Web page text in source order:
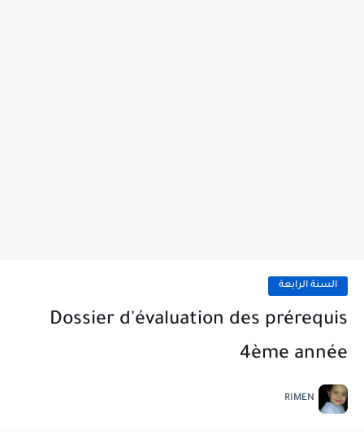
السنة الرابعة
Dossier d'évaluation des prérequis
4ème année
RIMEN